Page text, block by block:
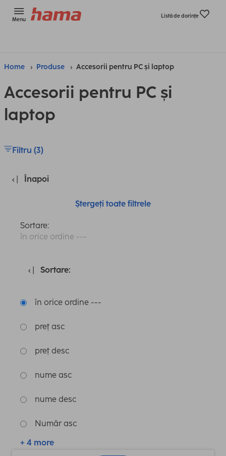
Menu
Listă de dorinţe
Home Produse Accesorii pentru PC și laptop
Accesorii pentru PC și
laptop
Filtru (3)
Înapoi
Ștergeți toate filtrele
Sortare:
în orice ordine ---
Sortare:
în orice ordine ---
preț asc
preț desc
nume asc
nume desc
Număr asc
+ 4 more